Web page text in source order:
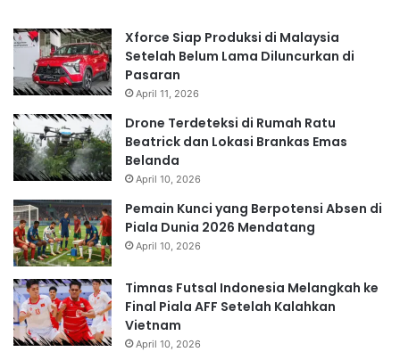
Xforce Siap Produksi di Malaysia
Setelah Belum Lama Diluncurkan di
Pasaran
April 11, 2026
Drone Terdeteksi di Rumah Ratu
Beatrick dan Lokasi Brankas Emas
Belanda
April 10, 2026
Pemain Kunci yang Berpotensi Absen di
Piala Dunia 2026 Mendatang
April 10, 2026
Timnas Futsal Indonesia Melangkah ke
Final Piala AFF Setelah Kalahkan
Vietnam
April 10, 2026